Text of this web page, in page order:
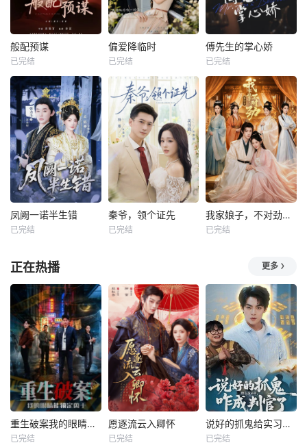
般配预谋
已完结
偏爱降临时
已完结
傅先生的掌心娇
已完结
凤阙一诺半生错
已完结
秦爷，领个证先
已完结
我家娘子，不对劲第四季
已完结
正在热播 更多
重生破案我的眼睛能锁定凶手
已完结
愿逐流云入卿怀
已完结
说好的抓鬼给实习证明，咋成判官了
已完结